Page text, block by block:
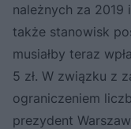
należnych za
także stanowisk
musiałby teraz
5 zł. W związku z
ograniczeniem
prezydent